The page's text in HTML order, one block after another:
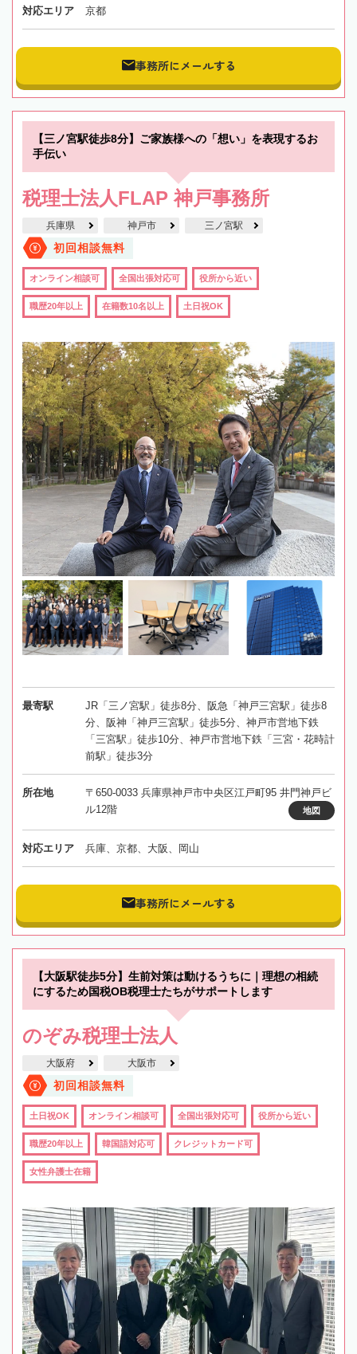
対応エリア 京都
事務所にメールする
【三ノ宮駅徒歩8分】ご家族様への「想い」を表現するお
手伝い
税理士法人FLAP 神戸事務所
兵庫県 神戸市 三ノ宮駅
初回相談無料
オンライン相談可 全国出張対応可 役所から近い
職歴20年以上 在籍数10名以上 土日祝OK
最寄駅
JR「三ノ宮駅」徒歩8分、阪急「神戸三宮駅」徒歩8
分、阪神「神戸三宮駅」徒歩5分、神戸市営地下鉄
「三宮駅」徒歩10分、神戸市営地下鉄「三宮・花時計
前駅」徒歩3分
所在地
〒650-0033 兵庫県神戸市中央区江戸町95 井門神戸ビ
ル12階
地図
対応エリア 兵庫、京都、大阪、岡山
事務所にメールする
【大阪駅徒歩5分】生前対策は動けるうちに｜理想の相続
にするため国税OB税理士たちがサポートします
のぞみ税理士法人
大阪府 大阪市
初回相談無料
土日祝OK オンライン相談可 全国出張対応可 役所から近い
職歴20年以上 韓国語対応可 クレジットカード可
女性弁護士在籍